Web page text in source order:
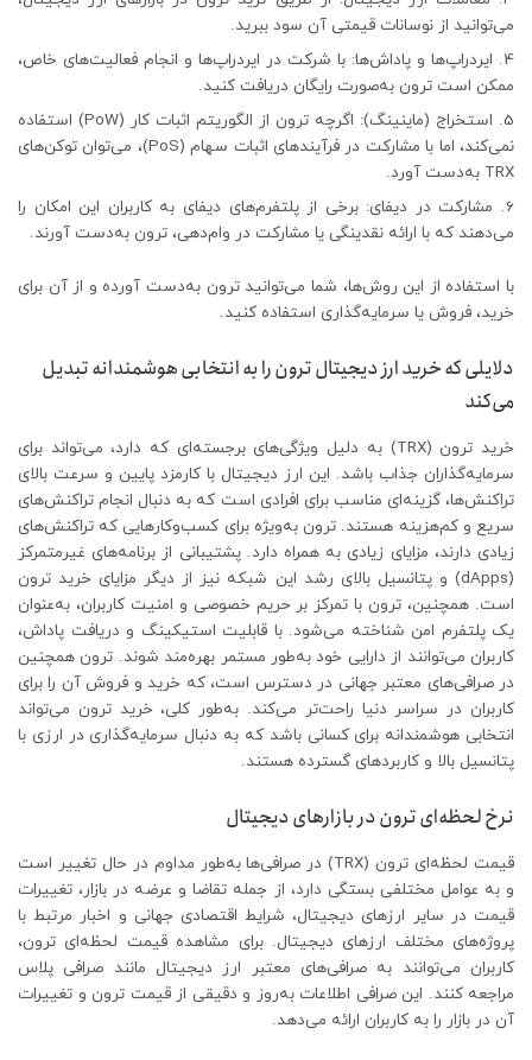
می‌توانید از نوسانات قیمتی آن سود ببرید.
ایردراپ‌ها و پاداش‌ها: با شرکت در ایردراپ‌ها و انجام فعالیت‌های خاص،
ممکن است ترون به‌صورت رایگان دریافت کنید.
استخراج (ماینینگ): اگرچه ترون از الگوریتم اثبات کار (PoW) استفاده
نمی‌کند، اما با مشارکت در فرآیندهای اثبات سهام (PoS)، می‌توان توکن‌های
TRX به‌دست آورد.
مشارکت در دیفای: برخی از پلتفرم‌های دیفای به کاربران این امکان را
می‌دهند که با ارائه نقدینگی یا مشارکت در وام‌دهی، ترون به‌دست آورند.
با استفاده از این روش‌ها، شما می‌توانید ترون به‌دست آورده و از آن برای
خرید، فروش یا سرمایه‌گذاری استفاده کنید.
دلایلی که خرید ارز دیجیتال ترون را به انتخابی هوشمندانه تبدیل
می‌کند
خرید ترون (TRX) به دلیل ویژگی‌های برجسته‌ای که دارد، می‌تواند برای
سرمایه‌گذاران جذاب باشد. این ارز دیجیتال با کارمزد پایین و سرعت بالای
تراکنش‌ها، گزینه‌ای مناسب برای افرادی است که به دنبال انجام تراکنش‌های
سریع و کم‌هزینه هستند. ترون به‌ویژه برای کسب‌وکارهایی که تراکنش‌های
زیادی دارند، مزایای زیادی به همراه دارد. پشتیبانی از برنامه‌های غیرمتمرکز
(dApps) و پتانسیل بالای رشد این شبکه نیز از دیگر مزایای خرید ترون
است. همچنین، ترون با تمرکز بر حریم خصوصی و امنیت کاربران، به‌عنوان
یک پلتفرم امن شناخته می‌شود. با قابلیت استیکینگ و دریافت پاداش،
کاربران می‌توانند از دارایی خود به‌طور مستمر بهره‌مند شوند. ترون همچنین
در صرافی‌های معتبر جهانی در دسترس است، که خرید و فروش آن را برای
کاربران در سراسر دنیا راحت‌تر می‌کند. به‌طور کلی، خرید ترون می‌تواند
انتخابی هوشمندانه برای کسانی باشد که به دنبال سرمایه‌گذاری در ارزی با
پتانسیل بالا و کاربردهای گسترده هستند.
نرخ لحظه‌ای ترون در بازارهای دیجیتال
قیمت لحظه‌ای ترون (TRX) در صرافی‌ها به‌طور مداوم در حال تغییر است
و به عوامل مختلفی بستگی دارد، از جمله تقاضا و عرضه در بازار، تغییرات
قیمت در سایر ارزهای دیجیتال، شرایط اقتصادی جهانی و اخبار مرتبط با
پروژه‌های مختلف ارزهای دیجیتال. برای مشاهده قیمت لحظه‌ای ترون،
کاربران می‌توانند به صرافی‌های معتبر ارز دیجیتال مانند صرافی پلاس
مراجعه کنند. این صرافی اطلاعات به‌روز و دقیقی از قیمت ترون و تغییرات
آن در بازار را به کاربران ارائه می‌دهد.